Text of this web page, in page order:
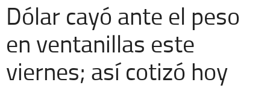
Cronos
Economía
Espectáculos
Dólar cayó ante el peso
en ventanillas este
viernes; así cotizó hoy